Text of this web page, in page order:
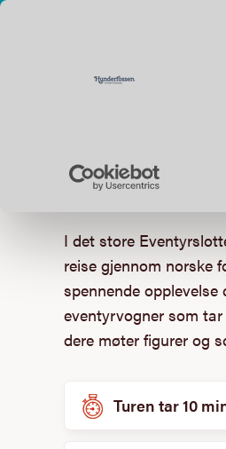
I det store
reise gjennom norske
spennende
eventyrvogner som
dere møter figurer og
Turen tar 10